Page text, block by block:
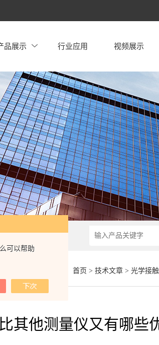
可以帮助
品展示 行业应用 视频展示
首页 > 技术文章> 光学接触
其他测量仪又有哪些